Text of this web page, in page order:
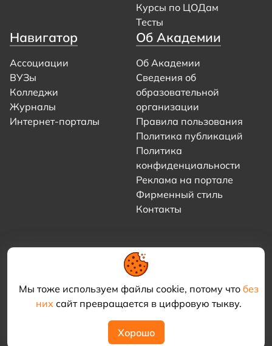
Мы тоже используем файлы cookie, потому что без
нихсайт превращается в цифровую тыкву.
Хорошо
Курсы по ЦОДам
Тесты
Навигатор
Ассоциации
ВУЗы
Колледжи
Журналы
Интернет-порталы
Об Академии
Об Академии
Сведения об
образовательной
организации
Правила пользования
Политика публикаций
Политика
конфиденциальности
Реклама на портале
Фирменный стиль
Контакты
© 2021–2026 «Академия КриоФрост»